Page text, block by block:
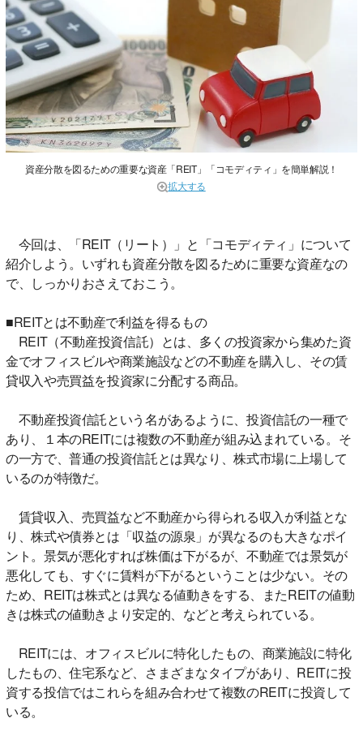
資産分散を図るための重要な資産「REIT」「コモディティ」を簡単解説！
拡大する
今回は、「REIT（リート）」と「コモディティ」について
紹介しよう。いずれも資産分散を図るために重要な資産なの
で、しっかりおさえておこう。
■REITとは不動産で利益を得るもの
REIT（不動産投資信託）とは、多くの投資家から集めた資
金でオフィスビルや商業施設などの不動産を購入し、その賃
貸収入や売買益を投資家に分配する商品。
不動産投資信託という名があるように、投資信託の一種で
あり、１本のREITには複数の不動産が組み込まれている。そ
の一方で、普通の投資信託とは異なり、株式市場に上場して
いるのが特徴だ。
賃貸収入、売買益など不動産から得られる収入が利益とな
り、株式や債券とは「収益の源泉」が異なるのも大きなポイ
ント。景気が悪化すれば株価は下がるが、不動産では景気が
悪化しても、すぐに賃料が下がるということは少ない。その
ため、REITは株式とは異なる値動きをする、またREITの値動
きは株式の値動きより安定的、などと考えられている。
REITには、オフィスビルに特化したもの、商業施設に特化
したもの、住宅系など、さまざまなタイプがあり、REITに投
資する投信ではこれらを組み合わせて複数のREITに投資して
いる。